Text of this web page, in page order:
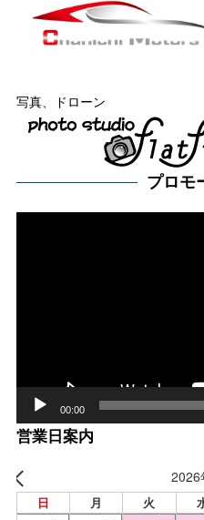
写真、ドローン
プロモ
00:00
営業日案内
2026
日 月 火